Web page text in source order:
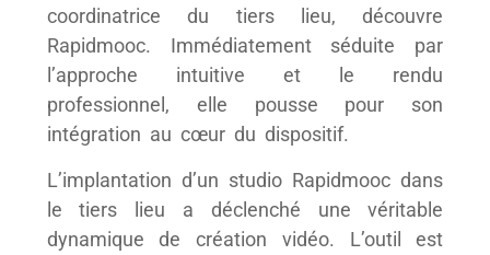
coordinatrice du tiers lieu, découvre
Rapidmooc. Immédiatement séduite par
l’approche intuitive et le rendu
professionnel, elle pousse pour son
intégration au cœur du dispositif.
L’implantation d’un studio Rapidmooc dans
le tiers lieu a déclenché une véritable
dynamique de création vidéo. L’outil est